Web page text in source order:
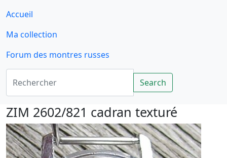
Accueil
Ma collection
Forum des montres russes
Rechercher
Search
ZIM 2602/821 cadran texturé